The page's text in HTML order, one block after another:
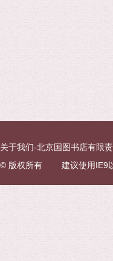
关于我们-北京国图书店有限
© 版权所有 建议使用IE9